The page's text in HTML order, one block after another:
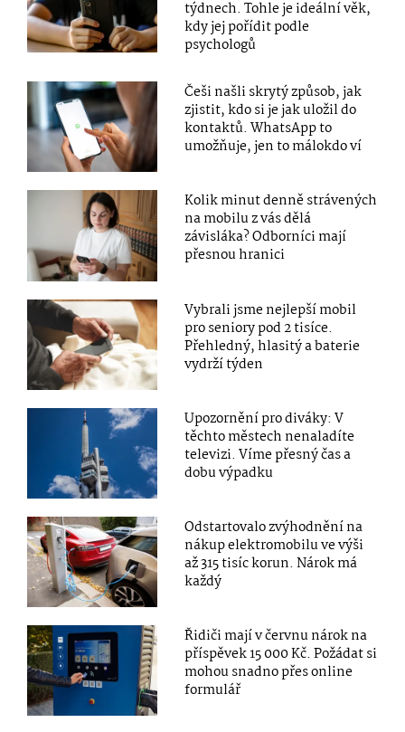
týdnech. Tohle je ideální věk,
kdy jej pořídit podle
psychologů
Češi našli skrytý způsob, jak
zjistit, kdo si je jak uložil do
kontaktů. WhatsApp to
umožňuje, jen to málokdo ví
Kolik minut denně strávených
na mobilu z vás dělá
závisláka? Odborníci mají
přesnou hranici
Vybrali jsme nejlepší mobil
pro seniory pod 2 tisíce.
Přehledný, hlasitý a baterie
vydrží týden
Upozornění pro diváky: V
těchto městech nenaladíte
televizi. Víme přesný čas a
dobu výpadku
Odstartovalo zvýhodnění na
nákup elektromobilu ve výši
až 315 tisíc korun. Nárok má
každý
Řidiči mají v červnu nárok na
příspěvek 15 000 Kč. Požádat si
mohou snadno přes online
formulář